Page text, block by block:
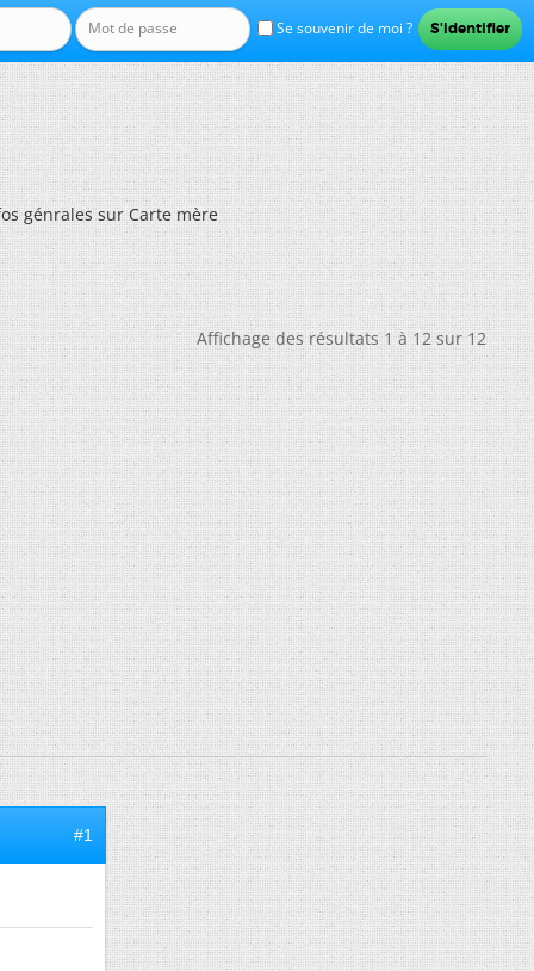
Se souvenir de moi ?
génrales sur Carte mère
Affichage des résultats 1 à 12 sur 12
#1